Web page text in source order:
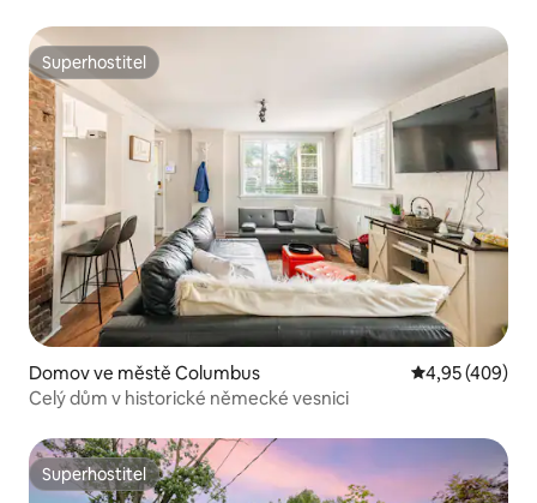
Superhostitel
Superhostitel
Domov ve městě Columbus Průměrné
4,95 (409)
Celý dům v historické německé vesnici
Superhostitel
Superhostitel